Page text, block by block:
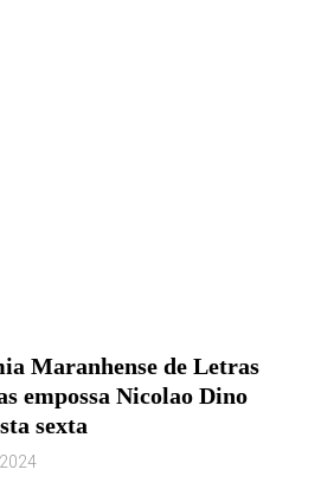
Maranhense de Letras
empossa Nicolao Dino
sexta